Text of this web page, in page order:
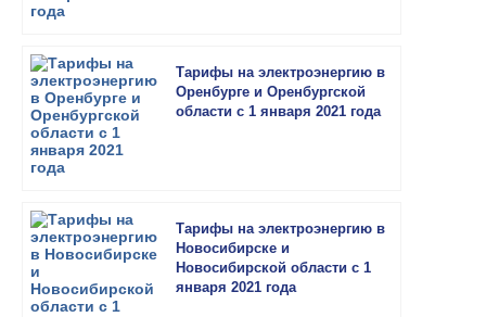
Тарифы на электроэнергию в
Оренбурге и Оренбургской
области с 1 января 2021 года
Тарифы на электроэнергию в
Новосибирске и
Новосибирской области с 1
января 2021 года